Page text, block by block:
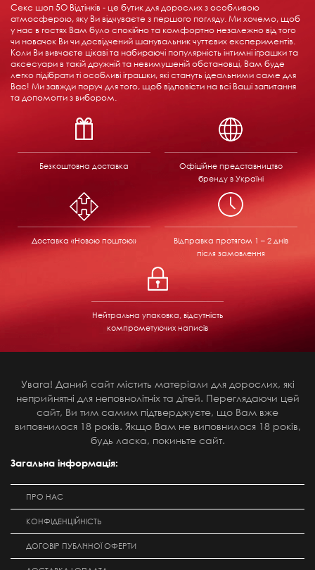
Секс шоп 5О Відтінків - це бутик для дорослих з особливою
атмосферою, яку Ви відчуваєте з першого погляду. Ми хочемо, щоб
у нас в гостях Вам було спокійно та комфортно незалежно від того
чи новачок Ви чи досвідчений шанувальник чуттєвих експериментів.
Коли Ви вивчаєте цікаві та набираючі популярність інтимні іграшки та
аксесуари в такій дружній та невимушеній обстановці, Вам буде
легко підібрати ті особливі іграшки, які стануть ідеальними саме для
Вас! Ми завжди поруч для того, щоб відповісти на всі Ваші запитання
та допомогти з вибором.
Безкоштовна доставка
Офіційне представництво
бренду в Україні
Доставка «Новою поштою» Відправка протягом 1 – 2 днів
після замовлення
Нейтральна упаковка, відсутність
компрометуючих написів
Увага! Даний сайт містить матеріали для дорослих, які
неприйнятні для неповнолітніх та дітей. Переглядаючи цей
сайт, Ви тим самим підтверджуєте, що Вам вже
виповнилося 18 років. Якщо Вам не виповнилося 18 років,
будь ласка, покиньте сайт.
Загальна інформація:
ПРО НАС
КОНФІДЕНЦІЙНІСТЬ
ДОГОВІР ПУБЛІЧНОЇ ОФЕРТИ